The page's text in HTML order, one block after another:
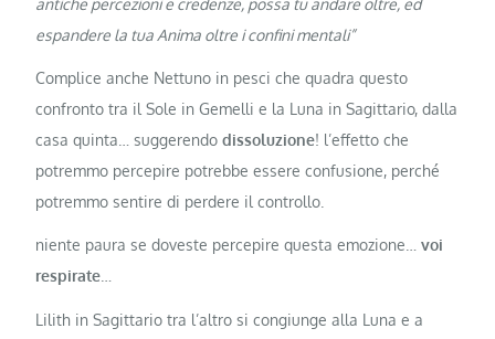
antiche percezioni e credenze, possa tu andare oltre, ed
espandere la tua Anima oltre i confini mentali”
Complice anche Nettuno in pesci che quadra questo
confronto tra il Sole in Gemelli e la Luna in Sagittario, dalla
casa quinta… suggerendodissoluzione! l’effetto che
potremmo percepire potrebbe essere confusione, perché
potremmo sentire di perdere il controllo.
niente paura se doveste percepire questa emozione…voi
respirate
Lilith in Sagittario tra l’altro si congiunge alla Luna e a